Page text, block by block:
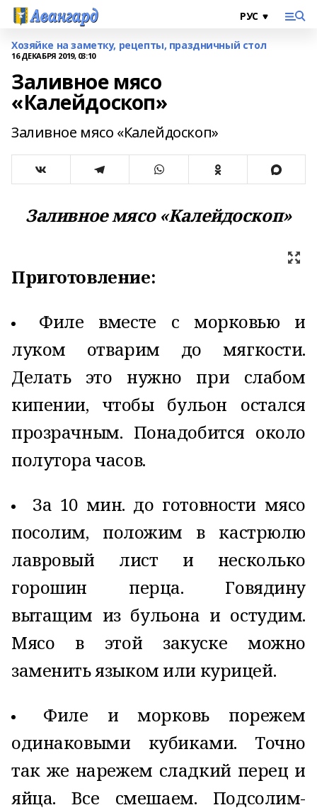
Хозяйке на заметку, рецепты, праздничный стол
16 ДЕКАБРЯ 2019, 03:10
Заливное мясо
«Калейдоскоп»
Заливное мясо «Калейдоскоп»
Заливное мясо «Калейдоскоп»
Приготовление:
Филе вместе с морковью и
луком отварим до мягкости.
Делать это нужно при слабом
кипении, чтобы бульон остался
прозрачным. Понадобится около
полутора часов.
За 10 мин. до готовности мясо
посолим, положим в кастрюлю
лавровый лист и несколько
горошин перца. Говядину
вытащим из бульона и остудим.
Мясо в этой закуске можно
заменить языком или курицей.
Филе и морковь порежем
одинаковыми кубиками. Точно
так же нарежем сладкий перец и
яйца. Все смешаем. Подсолим-